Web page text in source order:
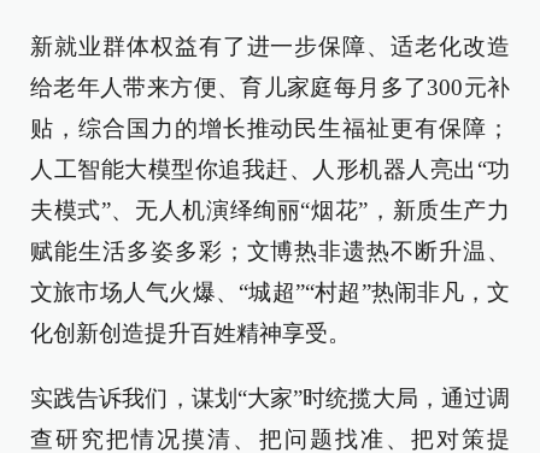
新就业群体权益有了进一步保障、适老化改造
给老年人带来方便、育儿家庭每月多了300元补
贴，综合国力的增长推动民生福祉更有保障；
人工智能大模型你追我赶、人形机器人亮出“功
夫模式”、无人机演绎绚丽“烟花”，新质生产力
赋能生活多姿多彩；文博热非遗热不断升温、
文旅市场人气火爆、“城超”“村超”热闹非凡，文
化创新创造提升百姓精神享受。
实践告诉我们，谋划“大家”时统揽大局，通过调
查研究把情况摸清、把问题找准、把对策提